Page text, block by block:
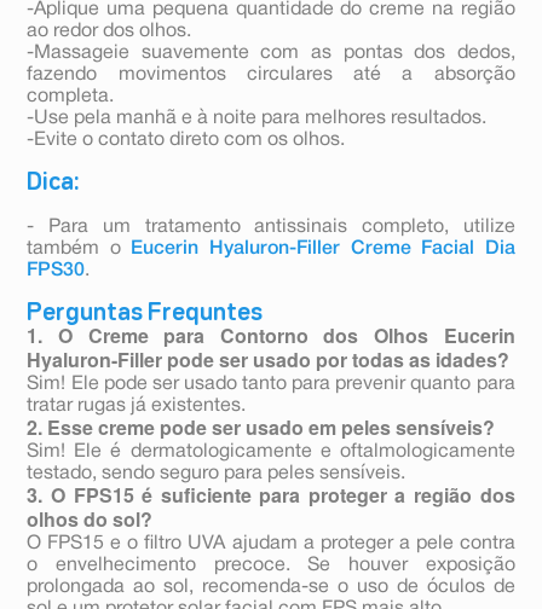
-Aplique uma pequena quantidade do creme na região
ao redor dos olhos.
-Massageie suavemente com as pontas dos dedos,
fazendo movimentos circulares até a absorção
completa.
-Use pela manhã e à noite para melhores resultados.
-Evite o contato direto com os olhos.
Dica:
- Para um tratamento antissinais completo, utilize
também o
Eucerin Hyaluron-Filler Creme Facial Dia
FPS30.
Perguntas Frequntes
1. O Creme para Contorno dos Olhos Eucerin
Hyaluron-Filler pode ser usado por todas as idades?
Sim! Ele pode ser usado tanto para prevenir quanto para
tratar rugas já existentes.
2. Esse creme pode ser usado em peles sensíveis?
Sim! Ele é dermatologicamente e oftalmologicamente
testado, sendo seguro para peles sensíveis.
3. O FPS15 é suficiente para proteger a região dos
olhos do sol?
O FPS15 e o filtro UVA ajudam a proteger a pele contra
o envelhecimento precoce. Se houver exposição
prolongada ao sol, recomenda-se o uso de óculos de